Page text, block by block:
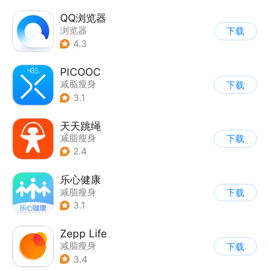
QQ浏览器
浏览器
4.3
下载
PICOOC
减脂瘦身
3.1
下载
天天跳绳
减脂瘦身
2.4
下载
乐心健康
减脂瘦身
3.1
下载
Zepp Life
减脂瘦身
3.4
下载